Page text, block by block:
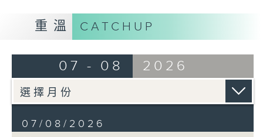
重溫 CATCHUP
07 - 08 2026
07/08/2026